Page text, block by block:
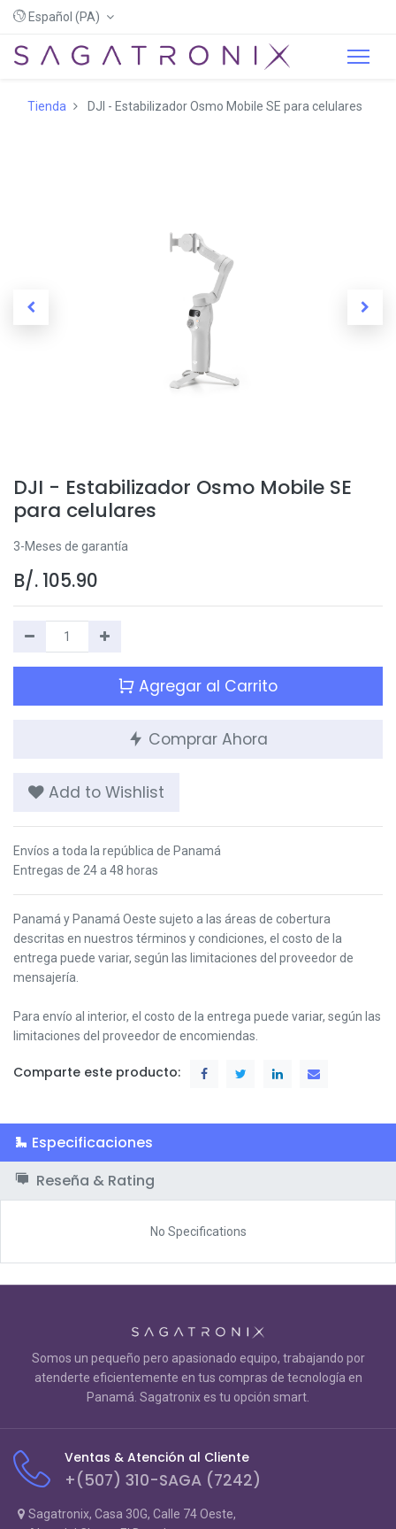
Español (PA)
Tienda DJI - Estabilizador Osmo Mobile SE para celulares
DJI - Estabilizador Osmo Mobile SE
para celulares
3-Meses de garantía
B/. 105.90
Agregar al Carrito
Comprar Ahora
Add to Wishlist
Envíos a toda la república de Panamá
Entregas de 24 a 48 horas
Panamá y Panamá Oeste sujeto a las áreas de cobertura
descritas en nuestros términos y condiciones, el costo de la
entrega puede variar, según las limitaciones del proveedor de
mensajería.
Para envío al interior, el costo de la entrega puede variar, según las
limitaciones del proveedor de encomiendas.
Comparte este producto:
Especificaciones
Reseña & Rating
No Specifications
Somos un pequeño pero apasionado equipo, trabajando por
atenderte eficientemente en tus compras de tecnología en
Panamá. Sagatronix es tu opción smart.
Ventas & Atención al Cliente
+(507) 310-SAGA (7242)
Sagatronix, Casa 30G, Calle 74 Oeste,